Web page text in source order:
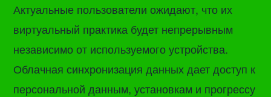
Актуальные пользователи ожидают, что их
виртуальный практика будет непрерывным
независимо от используемого устройства.
Облачная синхронизация данных дает доступ к
персональной данным, установкам и прогрессу